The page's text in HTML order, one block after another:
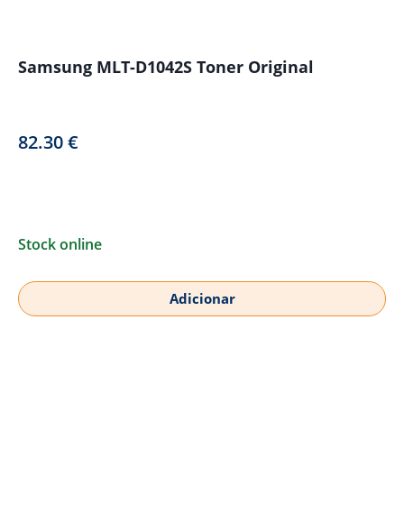
Samsung MLT-D1042S Toner Original
82.30€
Stock online
Adicionar